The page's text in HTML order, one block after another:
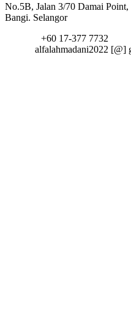
No.5B, Jalan 3/70 Damai
Bangi. Selangor
+60 17-377 7732
alfalahmadani2022 [@]